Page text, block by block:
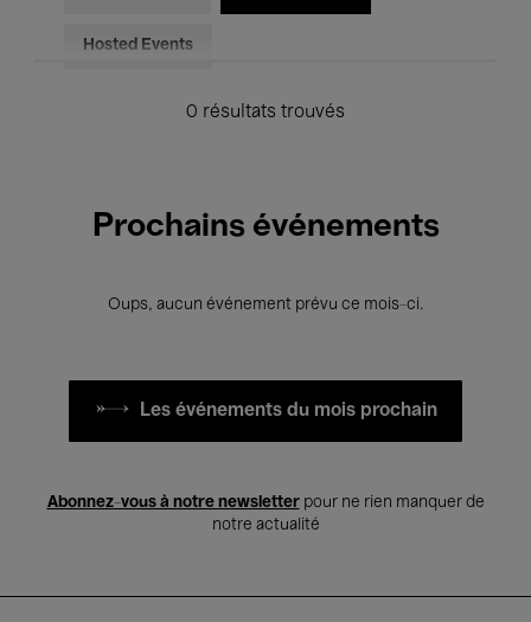
Hosted Events
0 résultats trouvés
Prochains événements
Oups, aucun événement prévu ce mois-ci.
Les événements du mois prochain
Abonnez-vous à notre newsletterpour ne rien manquer de
notre actualité